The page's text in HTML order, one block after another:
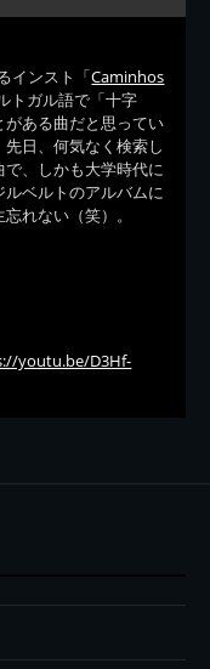
インスト「Caminhos
トガル語で「十字
ある曲だと思ってい
日、何気なく検索し
、しかも大学時代に
ベルトのアルバムに
れない（笑）。
youtu.be/D3Hf-